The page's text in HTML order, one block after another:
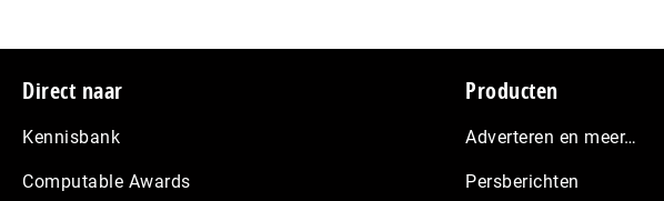
Footer
Direct naar
Kennisbank
Computable Awards
Producten
Adverteren en meer…
Persberichten